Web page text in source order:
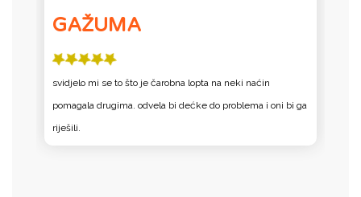
GAŽUMA
svidjelo mi se to što je čarobna lopta na neki naćin
pomagala drugima. odvela bi dećke do problema i oni bi ga
riješili.